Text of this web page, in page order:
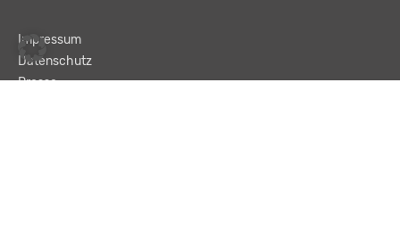
Impressum
Datenschutz
Presse